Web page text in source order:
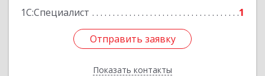
1С:Специалист
1
Отправить заявку
Показать контакты
Отправить заявку
Назад